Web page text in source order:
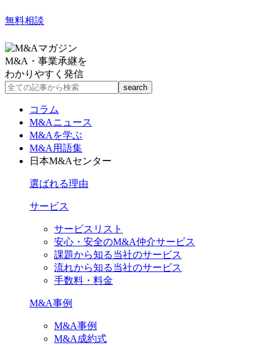
無料相談
M&A・事業承継を
わかりやすく発信
コラム
M&Aニュース
M&Aを学ぶ
M&A用語集
日本M&Aセンター
選ばれる理由
サービス
サービスリスト
安心・安全のM&A仲介サービス
課題から知る当社のサービス
流れから知る当社のサービス
手数料・料金
M&A事例
M&A事例
M&A成約式